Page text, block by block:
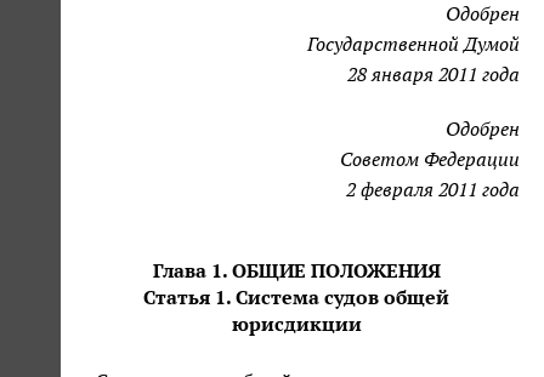
Одобрен
Государственной Думой
28 января 2011 года
Одобрен
Советом Федерации
2 февраля 2011 года
Глава 1. ОБЩИЕ ПОЛОЖЕНИЯ
Статья 1. Система судов общей
юрисдикции